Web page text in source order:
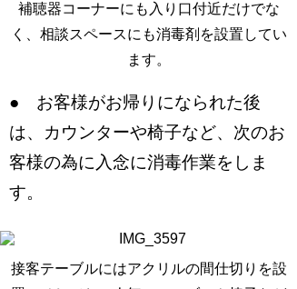
補聴器コーナーにも入り口付近だけでな
く、相談スペースにも消毒剤を設置してい
ます。
● お客様がお帰りになられた後
は、カウンターや椅子など、次のお
客様の為に入念に消毒作業をしま
す。
接客テーブルにはアクリルの間仕切りを設